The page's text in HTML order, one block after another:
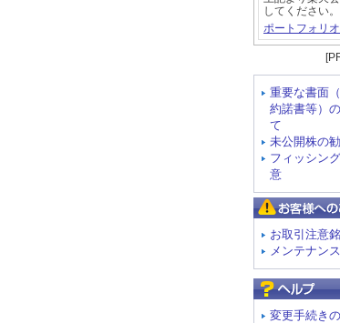
してください。
ポートフォリ
重要な書面
約諾書等）
て
未公開株の
フィッシン
意
お取引注意
メンテナン
変更手続き